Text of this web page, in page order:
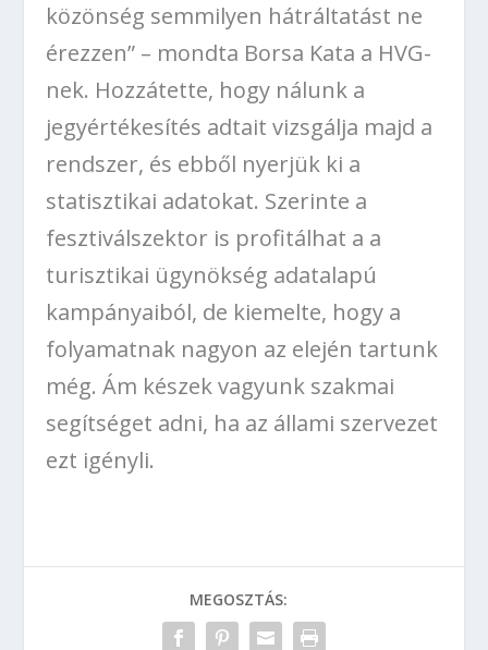
közönség semmilyen hátráltatást ne
érezzen” – mondta Borsa Kata a HVG-
nek. Hozzátette, hogy nálunk a
jegyértékesítés adtait vizsgálja majd a
rendszer, és ebből nyerjük ki a
statisztikai adatokat. Szerinte a
fesztiválszektor is profitálhat a a
turisztikai ügynökség adatalapú
kampányaiból, de kiemelte, hogy a
folyamatnak nagyon az elején tartunk
még. Ám készek vagyunk szakmai
segítséget adni, ha az állami szervezet
ezt igényli.
MEGOSZTÁS: